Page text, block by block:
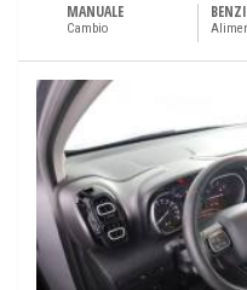
MANUALE
Cambio